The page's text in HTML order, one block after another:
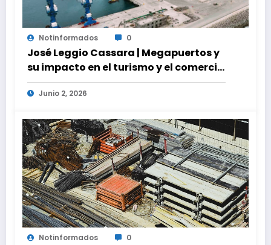
Notinformados 0
José Leggio Cassara | Megapuertos y
su impacto en el turismo y el comercio
global
Junio 2, 2026
Notinformados 0